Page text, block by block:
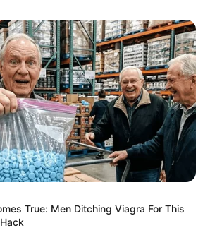
True: Men Ditching Viagra For This